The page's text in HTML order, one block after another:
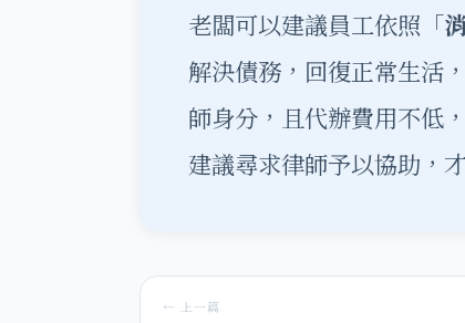
老闆可以建議員工依照「
解決債務，回復正常生活
師身分，且代辦費用不低
建議尋求律師予以協助，
← 上一篇